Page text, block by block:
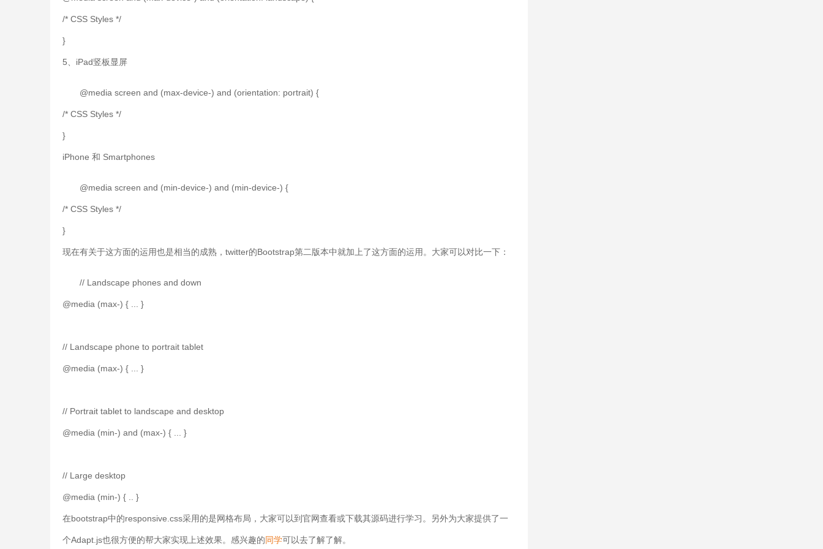
/* CSS Styles */
}
5、iPad竖板显屏
@media screen and (max-device-) and (orientation: portrait) {
/* CSS Styles */
}
iPhone 和 Smartphones
@media screen and (min-device-) and (min-device-) {
/* CSS Styles */
}
现在有关于这方面的运用也是相当的成熟，twitter的Bootstrap第二版本中就加上了这方面的运用。大家可以对比一下：
// Landscape phones and down
@media (max-) { ... }
// Landscape phone to portrait tablet
@media (max-) { ... }
// Portrait tablet to landscape and desktop
@media (min-) and (max-) { ... }
// Large desktop
@media (min-) { .. }
在bootstrap中的responsive.css采用的是网格布局，大家可以到官网查看或下载其源码进行学习。另外为大家提供了一
个Adapt.js也很方便的帮大家实现上述效果。感兴趣的同学可以去了解了解。